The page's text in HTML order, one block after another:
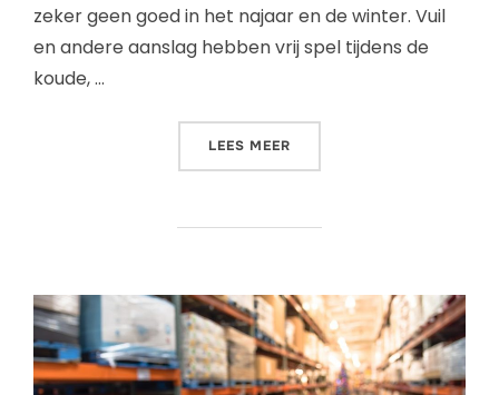
zeker geen goed in het najaar en de winter. Vuil
en andere aanslag hebben vrij spel tijdens de
koude, …
LEES MEER